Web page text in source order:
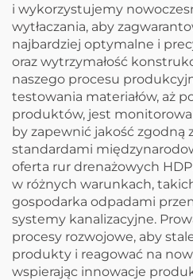
i wykorzystujemy
wytłaczania, aby
najbardziej optymalne i
oraz wytrzymałość
naszego procesu
testowania materiałów, aż
produktów, jest
by zapewnić jakość zgodną
standardami
oferta rur drenażowych
w różnych warunkach,
gospodarka odpadami
systemy kanalizacyjne.
procesy rozwojowe, aby
produkty i reagować na
wspierając innowacje